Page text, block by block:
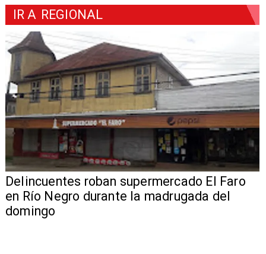
IR A REGIONAL
Delincuentes roban supermercado El Faro
en Río Negro durante la madrugada del
domingo